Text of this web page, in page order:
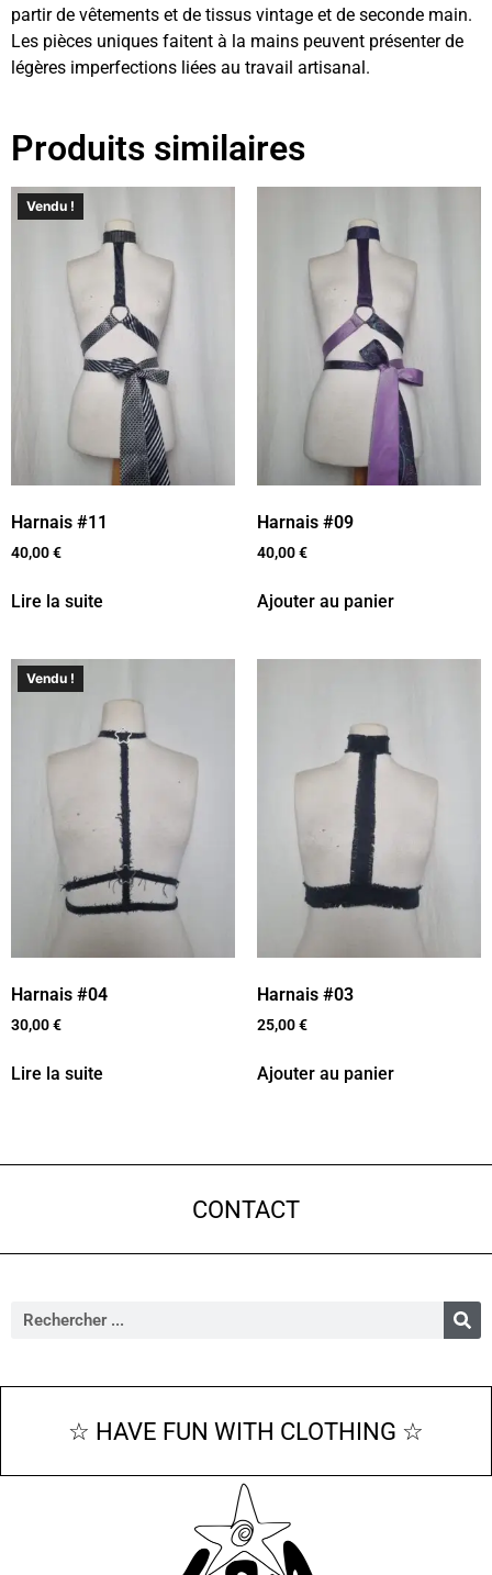
partir de vêtements et de tissus vintage et de seconde main.
Les pièces uniques faitent à la mains peuvent présenter de
légères imperfections liées au travail artisanal.
Produits similaires
Vendu !
Harnais #11
40,00€
Lire la suite
Harnais #09
40,00€
Ajouter au panier
Vendu !
Harnais #04
30,00€
Lire la suite
Harnais #03
25,00€
Ajouter au panier
CONTACT
☆ HAVE FUN WITH CLOTHING ☆